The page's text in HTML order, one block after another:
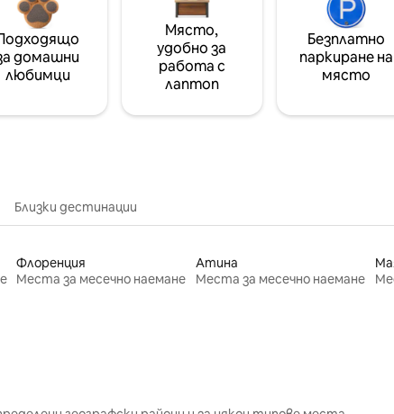
домашни
любимци
Място,
удобно за
работа с
лаптоп
Безплатно
паркиране на
място
Близки дестинации
Флоренция
Места за месечно наемане
Атина
Места за месечно наемане